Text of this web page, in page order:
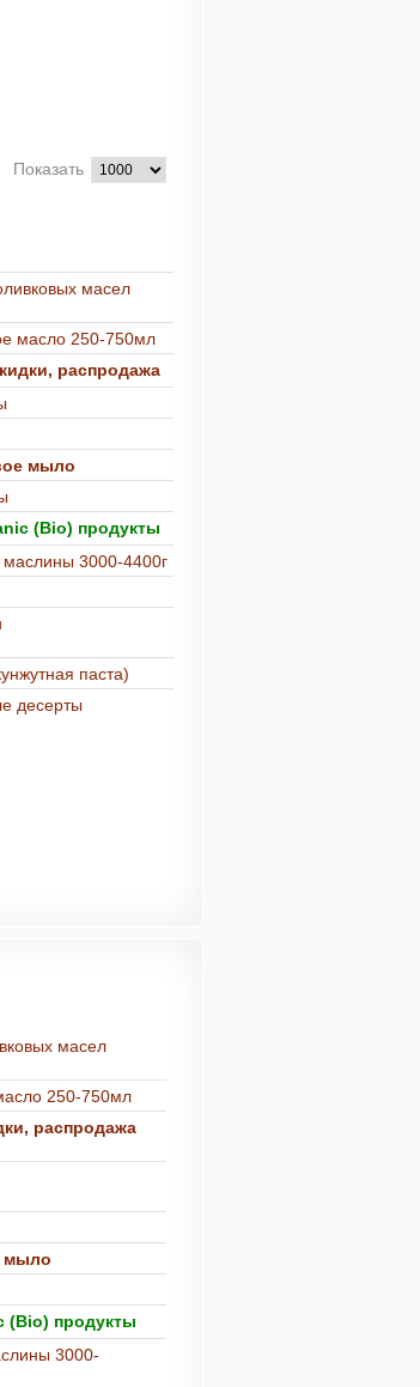
Показать
масел
масло 250-750мл
распродажа
мыло
(Bio) продукты
3000-4400г
паста)
десерты
масел
250-750мл
распродажа
мыло
(Bio) продукты
3000-